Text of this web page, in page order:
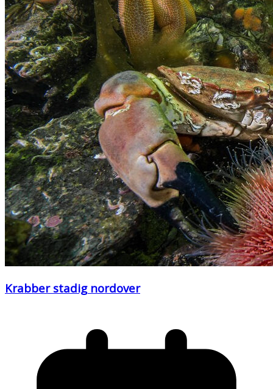
Krabber stadig nordover